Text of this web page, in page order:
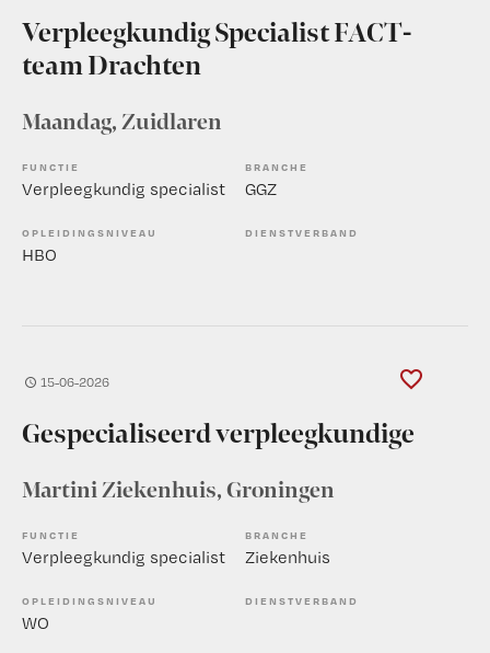
Verpleegkundig Specialist FACT-
team Drachten
Maandag, Zuidlaren
FUNCTIE
Verpleegkundig specialist
BRANCHE
GGZ
OPLEIDINGSNIVEAU
HBO
DIENSTVERBAND
15-06-2026
Gespecialiseerd verpleegkundige
Martini Ziekenhuis, Groningen
FUNCTIE
Verpleegkundig specialist
BRANCHE
Ziekenhuis
OPLEIDINGSNIVEAU
WO
DIENSTVERBAND